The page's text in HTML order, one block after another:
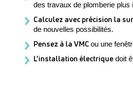
des travaux de plomberie plus
Calculez avec précision la
de nouvelles possibilités.
Pensez à la VMC ou une
L’installation électrique doit